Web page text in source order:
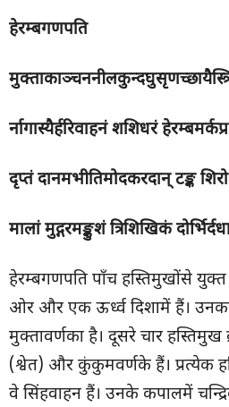
हेरम्बगणपति
र्नागास्यैर्हरिवाहनं शशिधरं
दृप्तं दानमभीतिमोदकरदान् टङ्क
मालां मुद्गरमङ्कुशं त्रिशिखिकं
हेरम्बगणपति पाँच हस्तिमुखोंसे युक्त
ओर और एक ऊर्ध्व दिशामें हैं।
मुक्तावर्णका है। दूसरे चार
(श्वेत) और कुंकुमवर्णके हैं। प्रत्येक
वे सिंहवाहन हैं। उनके कपालमें